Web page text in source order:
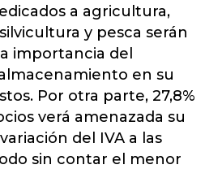
a agricultura,
y pesca serán
importancia del
en su
Por otra parte, 27,8%
verá amenazada su
del IVA a las
sin contar el menor